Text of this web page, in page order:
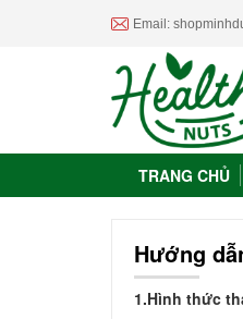
Email:
TRANG CHỦ
Hướng
1.Hình thức